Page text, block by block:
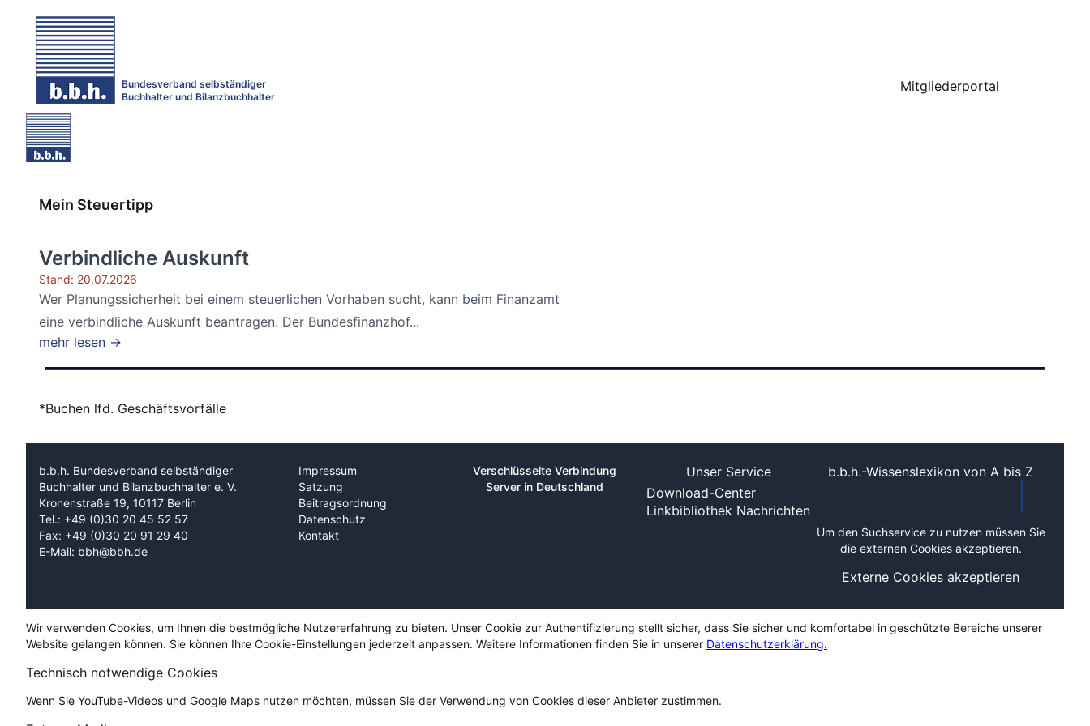
Bundesverband selbständiger
Buchhalter und Bilanzbuchhalter
Mitgliederportal
Mein Steuertipp
Verbindliche Auskunft
Stand: 20.07.2026
Wer Planungssicherheit bei einem steuerlichen Vorhaben sucht, kann beim Finanzamt
eine verbindliche Auskunft beantragen. Der Bundesfinanzhof...
mehr lesen →
*Buchen lfd. Geschäftsvorfälle
b.b.h. Bundesverband selbständiger
Buchhalter und Bilanzbuchhalter e. V.
Kronenstraße 19, 10117 Berlin
Tel.: +49 (0)30 20 45 52 57
Fax: +49 (0)30 20 91 29 40
E-Mail: bbh@bbh.de
Impressum
Satzung
Beitragsordnung
Datenschutz
Kontakt
Verschlüsselte Verbindung
Server in Deutschland
Unser Service
Download-Center
Linkbibliothek Nachrichten
b.b.h.-Wissenslexikon von A bis Z
Um den Suchservice zu nutzen müssen Sie
die externen Cookies akzeptieren.
Externe Cookies akzeptieren
Wir verwenden Cookies, um Ihnen die bestmögliche Nutzererfahrung zu bieten. Unser Cookie zur Authentifizierung stellt sicher, dass Sie sicher und komfortabel in geschützte Bereiche unserer
Website gelangen können. Sie können Ihre Cookie-Einstellungen jederzeit anpassen. Weitere Informationen finden Sie in unserer Datenschutzerklärung.
Technisch notwendige Cookies
Wenn Sie YouTube-Videos und Google Maps nutzen möchten, müssen Sie der Verwendung von Cookies dieser Anbieter zustimmen.